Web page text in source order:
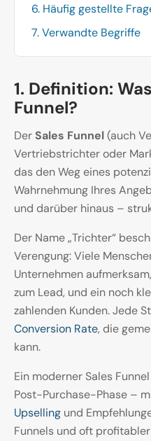
6. Häufig gestellte
7. Verwandte Begriffe
1. Definition:
Funnel?
Der Sales Funnel(auch
Vertriebstrichter oder
das den Weg eines
Wahrnehmung Ihres
und darüber hinaus –
Der Name „Trichter“
Verengung: Viele
Unternehmen
zum Lead, und ein noch
zahlenden Kunden. Jede
Conversion Rate, die
kann.
Ein moderner Sales
Post-Purchase-Phase –
Upselling und
Funnels und oft